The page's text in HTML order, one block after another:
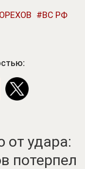
ОРЕХОВ
ВС РФ
от удара:
потерпел